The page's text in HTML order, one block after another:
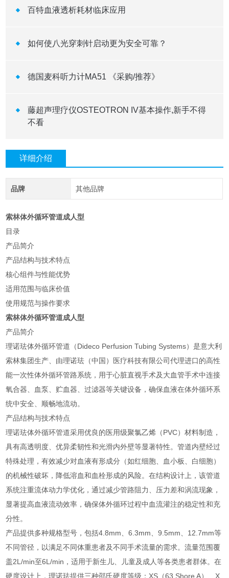
百特血液透析耗材临床应用
如何使八光穿刺针启动更为安全可靠？
德国麦科听力计MA51 《采购/推荐》
藤超声理疗仪OSTEOTRON IV基本操作,新手不得
不看
详细介绍
品牌 其他品牌
索林体外循环管道成人型
目录
产品简介
产品结构与技术特点
核心组件与性能优势
适用范围与临床价值
使用规范与操作要求
索林体外循环管道成人型
产品简介
理诺珐体外循环管道（Dideco Perfusion Tubing Systems）是意大利
索林集团生产、由理诺珐（中国）医疗科技有限公司代理进口的高性
能一次性体外循环管路系统，用于心脏直视手术及大血管手术中连接
氧合器、血泵、贮血器、过滤器等关键设备，确保血液在体外循环系
统中安全、顺畅地流动。
产品结构与技术特点
理诺珐体外循环管道采用优良的医用级聚氯乙烯（PVC）材料制造，
具有高透明度、优异柔韧性和光滑内外壁等显著特性。管道内壁经过
特殊处理，有效减少对血液有形成分（如红细胞、血小板、白细胞）
的机械性破坏，降低溶血和血栓形成的风险。在结构设计上，该管道
系统注重流体动力学优化，通过减少管路阻力、压力差和涡流现象，
显著提高血液流动效率，确保体外循环过程中血流灌注的稳定性和充
分性。
产品提供多种规格型号，包括4.8mm、6.3mm、9.5mm、12.7mm等
不同管径，以满足不同体重患者及不同手术流量的需求。流量范围覆
盖2L/min至6L/min，适用于新生儿、儿童及成人等各类患者群体。在
硬度设计上，理诺珐提供三种邵氏硬度等级：XS（63 Shore A）、X